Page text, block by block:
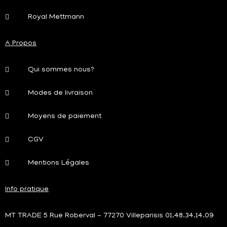
Royal Mettmann
A Propos
Qui sommes nous?
Modes de livraison
Moyens de paiement
CGV
Mentions Légales
Info pratique
MT TRADE 5 Rue Roberval - 77270 Villeparisis 01.48.34.14.09